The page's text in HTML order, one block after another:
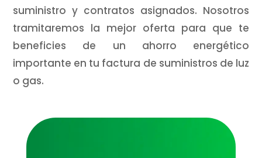
suministro y contratos asignados. Nosotros
tramitaremos la mejor oferta para que te
beneficies de un ahorro energético
importante en tu factura de suministros de luz
o gas.